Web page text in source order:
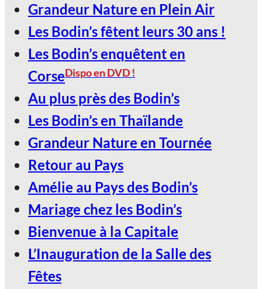
2027, Votez Les Bodin’s Grandeur
Nature !
30
Jan
LE SCARABÉE / ROANNE
2027, Votez Les Bodin’s Grandeur
Nature !
Grandeur Nature en Plein Air
Les Bodin’s fêtent leurs 30 ans !
Les Bodin’s enquêtent en
CorseDispo en DVD !
Au plus près des Bodin’s
Les Bodin’s en Thaïlande
Grandeur Nature en Tournée
Retour au Pays
Amélie au Pays des Bodin’s
Mariage chez les Bodin’s
Bienvenue à la Capitale
L’Inauguration de la Salle des
Fêtes